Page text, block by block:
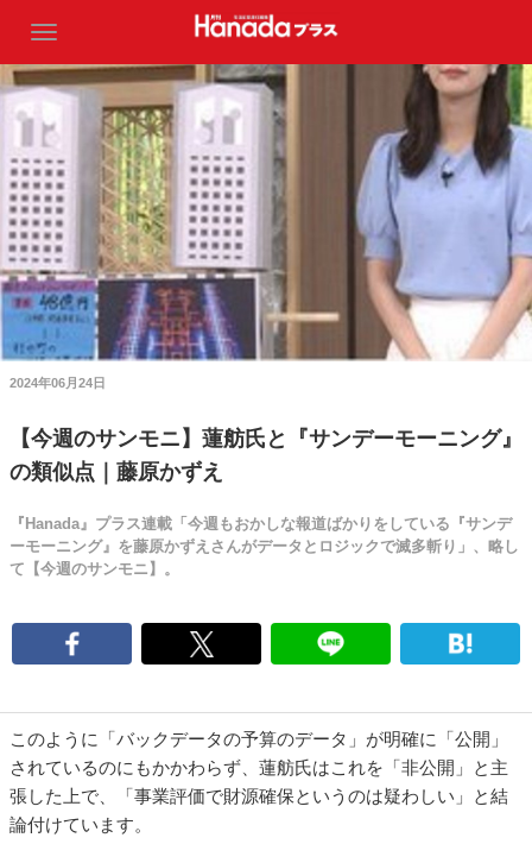
2024年06月24日
【今週のサンモニ】蓮舫氏と『サンデーモーニング』
の類似点｜藤原かずえ
『Hanada』プラス連載「今週もおかしな報道ばかりをしている『サンデ
ーモーニング』を藤原かずえさんがデータとロジックで滅多斬り」、略し
て【今週のサンモニ】。
このように「バックデータの予算のデータ」が明確に「公開」
されているのにもかかわらず、蓮舫氏はこれを「非公開」と主
張した上で、「事業評価で財源確保というのは疑わしい」と結
論付けています。